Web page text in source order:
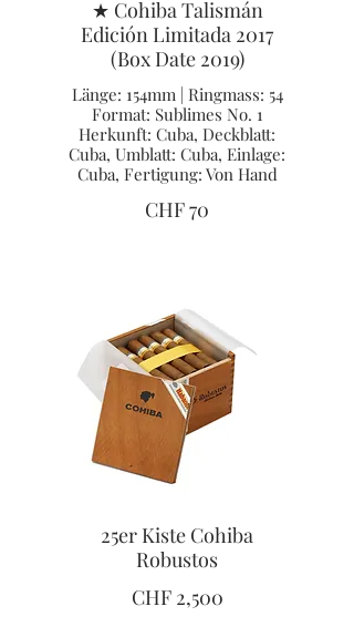
★ Cohiba Talismán
Edición Limitada 2017
(Box Date 2019)
Länge: 154mm | Ringmass: 54
Format: Sublimes No. 1
Herkunft: Cuba, Deckblatt:
Cuba, Umblatt: Cuba, Einlage:
Cuba, Fertigung: Von Hand
CHF 70
25er Kiste Cohiba
Robustos
CHF 2,500